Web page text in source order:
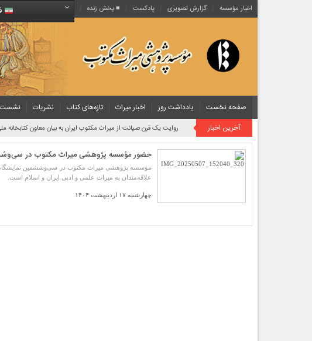
اخبار مؤسسه گزارش تصویری پادکست‌ ■ پخش زنده
صفحه نخست یادداشت روز اخبار میراث تازه‌های کتاب نشریات
آخرین اخبار
روایت یک قرن صیانت از میراث مکتوب ایران به بیان معاون کتابخانه
حضور مؤسسه پژوهشی میراث مکتوب در
علاقه‌مندان به میراث علمی و ادبی ایران و اسلام است.
چهارشنبه ۱۷ اردیبهشت ۱۴۰۴